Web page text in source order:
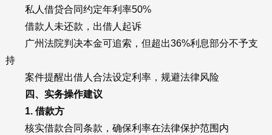
私人借贷合同约定年利率50%
借款人未还款，出借人起诉
广州法院判决本金可追索，但超出36%利息部分不予支
持
案件提醒出借人合法设定利率，规避法律风险
四、实务操作建议
1. 借款方
核实借款合同条款，确保利率在法律保护范围内